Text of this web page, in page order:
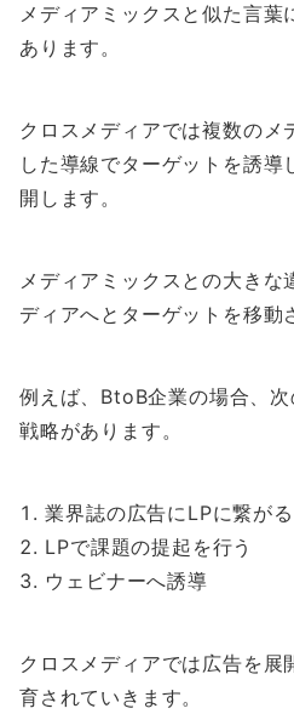
メディアミックスと似た言葉
あります。
クロスメディアでは複数のメ
した導線でターゲットを誘導
開します。
メディアミックスとの大きな
ディアへとターゲットを移動
例えば、BtoB企業の場合、
戦略があります。
業界誌の広告にLPに繋が
LPで課題の提起を行う
ウェビナーへ誘導
クロスメディアでは広告を展
育されていきます。